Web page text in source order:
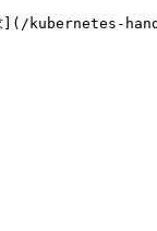
要求](/